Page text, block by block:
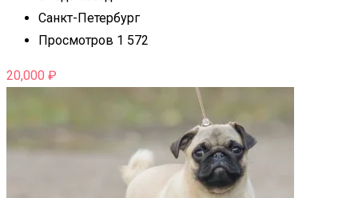
Санкт-Петербург
Просмотров 1 572
20,000 ₽